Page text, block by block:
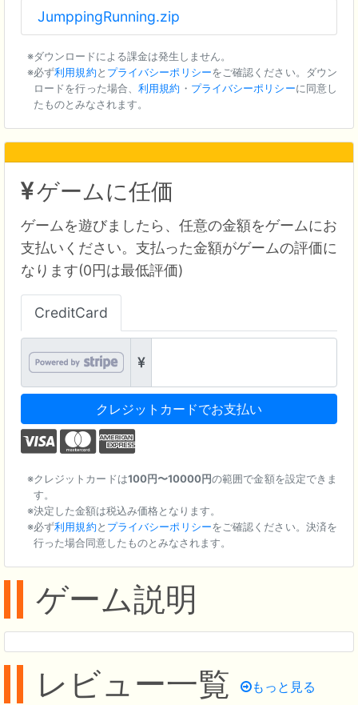
JumppingRunning.zip
ダウンロードによる課金は発生しません。
必ず利用規約と プライバシーポリシーをご確認ください。ダウン
ロードを行った場合、利用規約 ・ プライバシーポリシーに同意し
たものとみなされます。
ゲームに任価
ゲームを遊びましたら、任意の金額をゲームにお
支払いください。支払った金額がゲームの評価に
なります(0円は最低評価)
CreditCard
クレジットカードでお支払い
クレジットカードは100円〜10000円の範囲で金額を設定できま
す。
決定した金額は税込み価格となります。
必ず利用規約と プライバシーポリシーをご確認ください。決済を
行った場合同意したものとみなされます。
ゲーム説明
レビュー一覧 もっと見る